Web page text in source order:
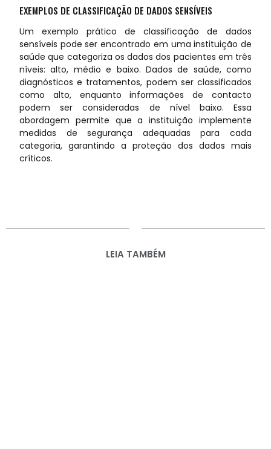
EXEMPLOS DE CLASSIFICAÇÃO DE DADOS SENSÍVEIS
Um exemplo prático de classificação de dados
sensíveis pode ser encontrado em uma instituição de
saúde que categoriza os dados dos pacientes em três
níveis: alto, médio e baixo. Dados de saúde, como
diagnósticos e tratamentos, podem ser classificados
como alto, enquanto informações de contacto
podem ser consideradas de nível baixo. Essa
abordagem permite que a instituição implemente
medidas de segurança adequadas para cada
categoria, garantindo a proteção dos dados mais
críticos.
LEIA TAMBÉM